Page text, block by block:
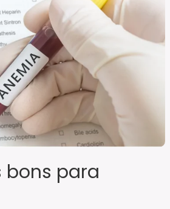
bons para